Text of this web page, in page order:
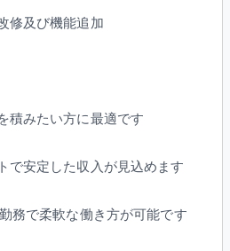
修及び機能追加
積みたい方に最適です
で安定した収入が見込めます
務で柔軟な働き方が可能です